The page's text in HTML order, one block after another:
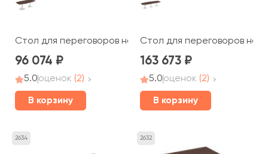
Стол для переговоров на опорах колоннах
96 074
5.0оценок (2)
В корзину
Стол для переговоров на
163 673
5.0оценок (2)
В корзину
2634 2632